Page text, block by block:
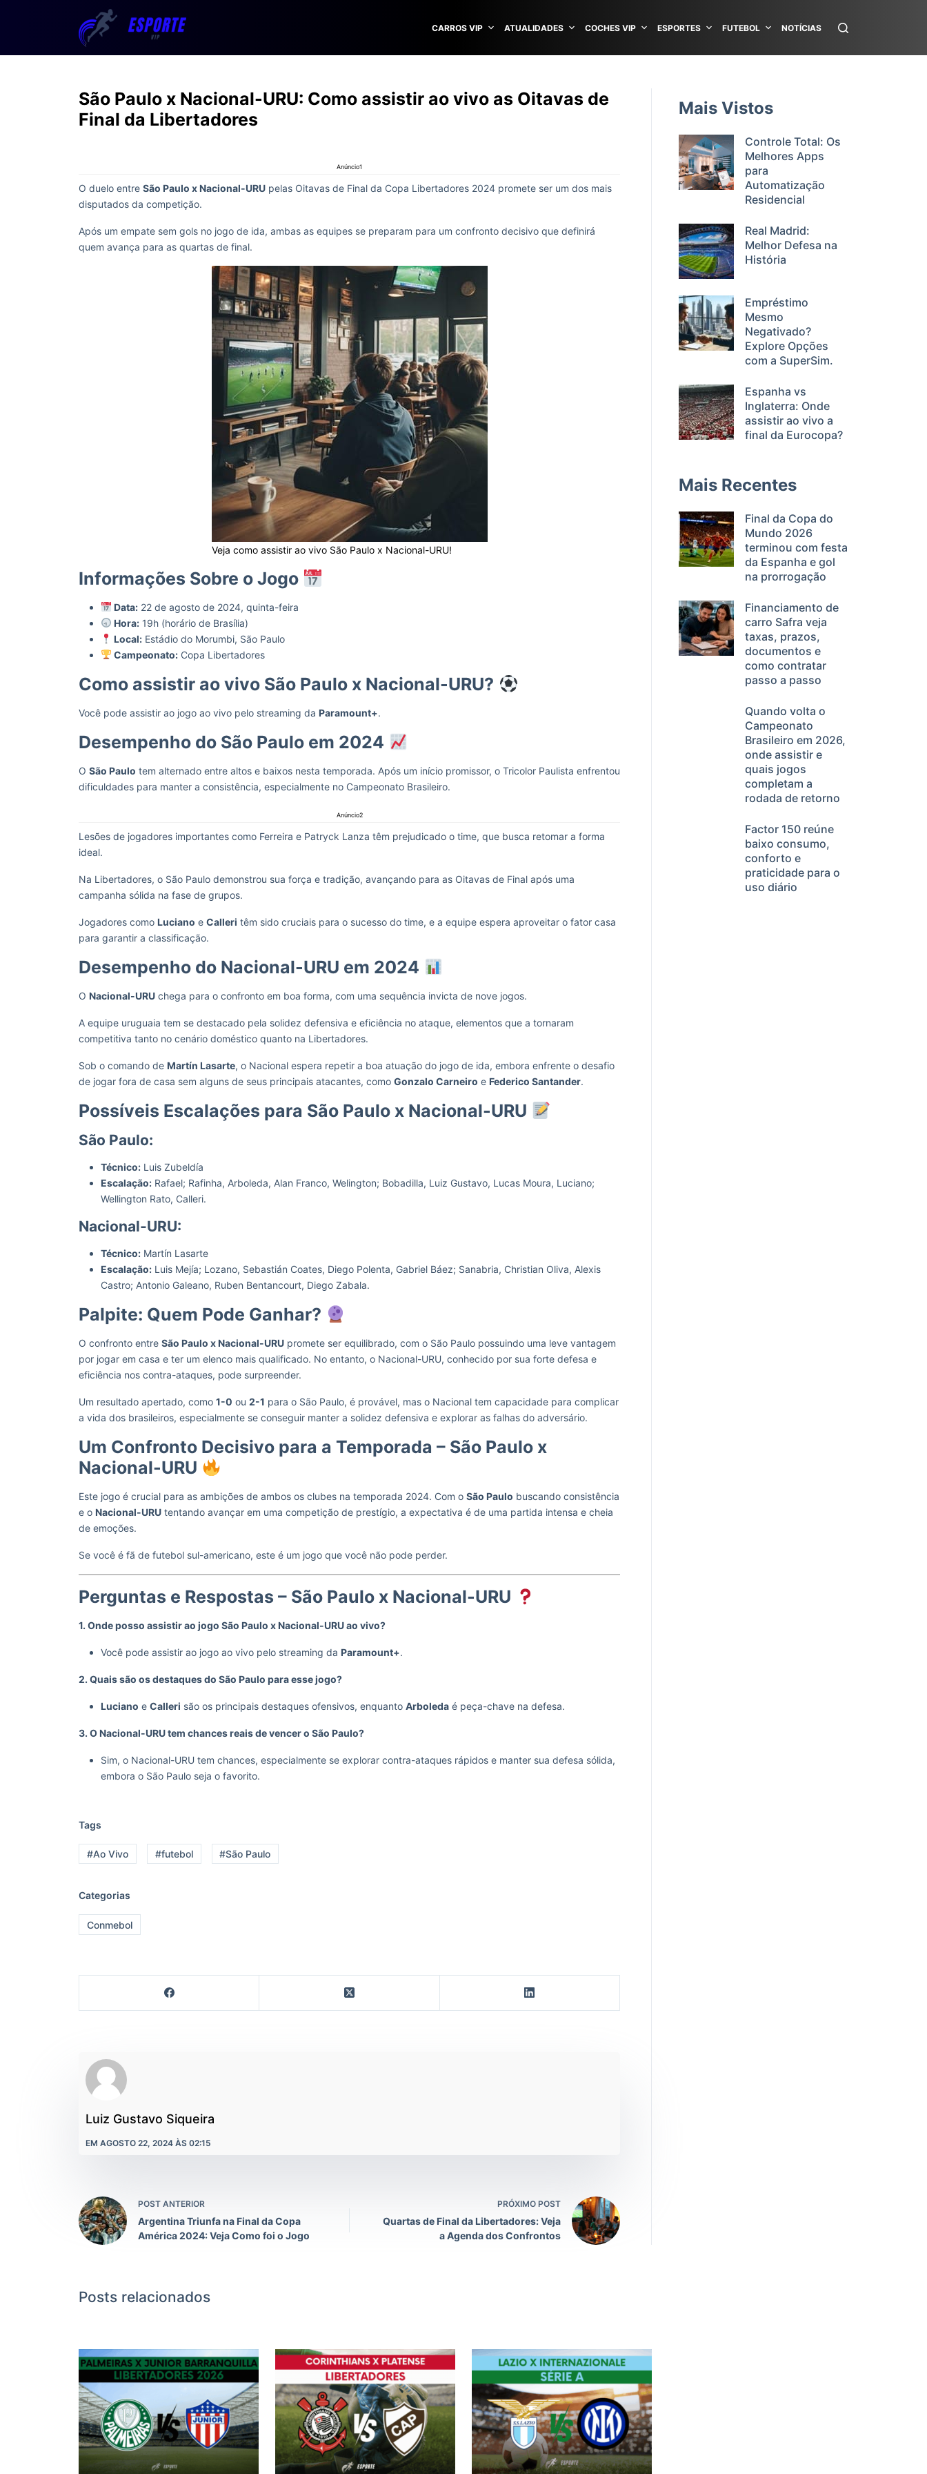
CARROS VIP ATUALIDADES COCHES VIP ESPORTES FUTEBOL NOTÍCIAS
São Paulo x Nacional-URU: Como assistir ao vivo as Oitavas de
Final da Libertadores
Anúncio1
O duelo entre São Paulo x Nacional-URU pelas Oitavas de Final da Copa Libertadores 2024 promete ser um dos mais
disputados da competição.
Após um empate sem gols no jogo de ida, ambas as equipes se preparam para um confronto decisivo que definirá
quem avança para as quartas de final.
Veja como assistir ao vivo São Paulo x Nacional-URU!
Informações Sobre o Jogo
Data:22 de agosto de 2024, quinta-feira
Hora:19h (horário de Brasília)
Local:Estádio do Morumbi, São Paulo
Campeonato:Copa Libertadores
Como assistir ao vivo São Paulo x Nacional-URU?
Você pode assistir ao jogo ao vivo pelo streaming da Paramount+.
Desempenho do São Paulo em 2024
O São Paulo tem alternado entre altos e baixos nesta temporada. Após um início promissor, o Tricolor Paulista enfrentou
dificuldades para manter a consistência, especialmente no Campeonato Brasileiro.
Anúncio2
Lesões de jogadores importantes como Ferreira e Patryck Lanza têm prejudicado o time, que busca retomar a forma
ideal.
Na Libertadores, o São Paulo demonstrou sua força e tradição, avançando para as Oitavas de Final após uma
campanha sólida na fase de grupos.
Jogadores como Luciano e Calleri têm sido cruciais para o sucesso do time, e a equipe espera aproveitar o fator casa
para garantir a classificação.
Desempenho do Nacional-URU em 2024
O Nacional-URU chega para o confronto em boa forma, com uma sequência invicta de nove jogos.
A equipe uruguaia tem se destacado pela solidez defensiva e eficiência no ataque, elementos que a tornaram
competitiva tanto no cenário doméstico quanto na Libertadores.
Sob o comando de Martín Lasarte, o Nacional espera repetir a boa atuação do jogo de ida, embora enfrente o desafio
de jogar fora de casa sem alguns de seus principais atacantes, como Gonzalo Carneiro e Federico Santander.
Possíveis Escalações para São Paulo x Nacional-URU
São Paulo:
Técnico: Luis Zubeldía
Escalação: Rafael; Rafinha, Arboleda, Alan Franco, Welington; Bobadilla, Luiz Gustavo, Lucas Moura, Luciano;
Wellington Rato, Calleri.
Nacional-URU:
Técnico: Martín Lasarte
Escalação: Luis Mejía; Lozano, Sebastián Coates, Diego Polenta, Gabriel Báez; Sanabria, Christian Oliva, Alexis
Castro; Antonio Galeano, Ruben Bentancourt, Diego Zabala.
Palpite: Quem Pode Ganhar?
O confronto entre São Paulo x Nacional-URU promete ser equilibrado, com o São Paulo possuindo uma leve vantagem
por jogar em casa e ter um elenco mais qualificado. No entanto, o Nacional-URU, conhecido por sua forte defesa e
eficiência nos contra-ataques, pode surpreender.
Um resultado apertado, como 1-0 ou 2-1 para o São Paulo, é provável, mas o Nacional tem capacidade para complicar
a vida dos brasileiros, especialmente se conseguir manter a solidez defensiva e explorar as falhas do adversário.
Um Confronto Decisivo para a Temporada – São Paulo x
Nacional-URU
Este jogo é crucial para as ambições de ambos os clubes na temporada 2024. Com o São Paulo buscando consistência
e o Nacional-URU tentando avançar em uma competição de prestígio, a expectativa é de uma partida intensa e cheia
de emoções.
Se você é fã de futebol sul-americano, este é um jogo que você não pode perder.
Perguntas e Respostas – São Paulo x Nacional-URU
1. Onde posso assistir ao jogo São Paulo x Nacional-URU ao vivo?
Você pode assistir ao jogo ao vivo pelo streaming da Paramount+.
2. Quais são os destaques do São Paulo para esse jogo?
Luciano e Calleri são os principais destaques ofensivos, enquanto Arboleda é peça-chave na defesa.
3. O Nacional-URU tem chances reais de vencer o São Paulo?
Sim, o Nacional-URU tem chances, especialmente se explorar contra-ataques rápidos e manter sua defesa sólida,
embora o São Paulo seja o favorito.
Tags
#Ao Vivo #futebol #São Paulo
Categorias
Conmebol
Luiz Gustavo Siqueira
EM AGOSTO 22, 2024 ÀS 02:15
POST ANTERIOR
Argentina Triunfa na Final da Copa
América 2024: Veja Como foi o Jogo
PRÓXIMO POST
Quartas de Final da Libertadores: Veja
a Agenda dos Confrontos
Mais Vistos
Controle Total: Os
Melhores Apps
para
Automatização
Residencial
Real Madrid:
Melhor Defesa na
História
Empréstimo
Mesmo
Negativado?
Explore Opções
com a SuperSim.
Espanha vs
Inglaterra: Onde
assistir ao vivo a
final da Eurocopa?
Mais Recentes
Final da Copa do
Mundo 2026
terminou com festa
da Espanha e gol
na prorrogação
Financiamento de
carro Safra veja
taxas, prazos,
documentos e
como contratar
passo a passo
Quando volta o
Campeonato
Brasileiro em 2026,
onde assistir e
quais jogos
completam a
rodada de retorno
Factor 150 reúne
baixo consumo,
conforto e
praticidade para o
uso diário
Posts relacionados